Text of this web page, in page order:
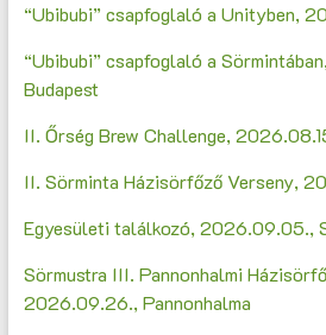
“Ubibubi” csapfoglaló a Unityben,
“Ubibubi” csapfoglaló a
Budapest
II. Őrség Brew Challenge,
II. Sörminta Házisörfőző Verseny,
Egyesületi találkozó, 2026.09.05.,
Sörmustra III. Pannonhalmi
2026.09.26., Pannonhalma